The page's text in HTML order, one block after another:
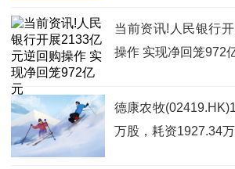
当前资讯!人民银行
操作 实现净回笼972
德康农牧
万股，耗资1927.34